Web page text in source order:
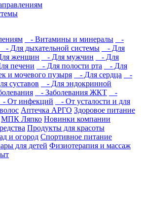
- Витамины и минералы
-
- Для дыхательной системы
- Для
женщин - Для мужчин
- Для
печени - Для полости рта
- Для
и мочевого пузыря - Для сердца
-
суставов
- Для эндокринной
- Заболевания ЖКТ
-
- От инфекций
- От усталости и для
Аптечка АРГО Здоровое питание
МПК Ляпко Новинки компании
Продукты для красоты
и огород Спортивное питание
для детей Физиотерапия и массаж